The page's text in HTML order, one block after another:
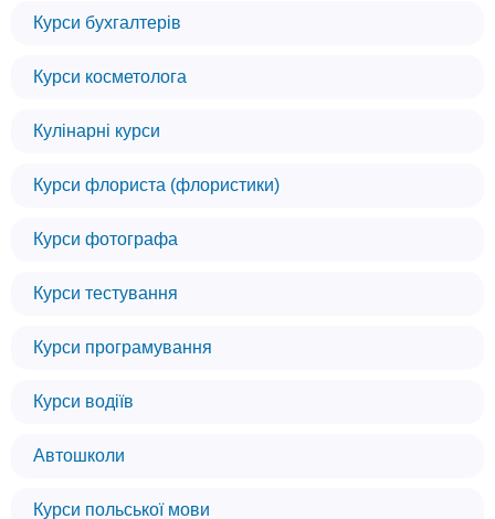
Курси бухгалтерів
Курси косметолога
Кулінарні курси
Курси флориста (флористики)
Курси фотографа
Курси тестування
Курси програмування
Курси водіїв
Автошколи
Курси польської мови